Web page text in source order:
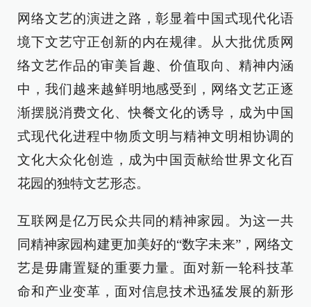
网络文艺的演进之路，彰显着中国式现代化语
境下文艺守正创新的内在规律。从大批优质网
络文艺作品的审美旨趣、价值取向、精神内涵
中，我们越来越鲜明地感受到，网络文艺正逐
渐摆脱消费文化、快餐文化的诱导，成为中国
式现代化进程中物质文明与精神文明相协调的
文化大众化创造，成为中国贡献给世界文化百
花园的独特文艺形态。
互联网是亿万民众共同的精神家园。为这一共
同精神家园构建更加美好的“数字未来”，网络文
艺是毋庸置疑的重要力量。面对新一轮科技革
命和产业变革，面对信息技术迅猛发展的新形